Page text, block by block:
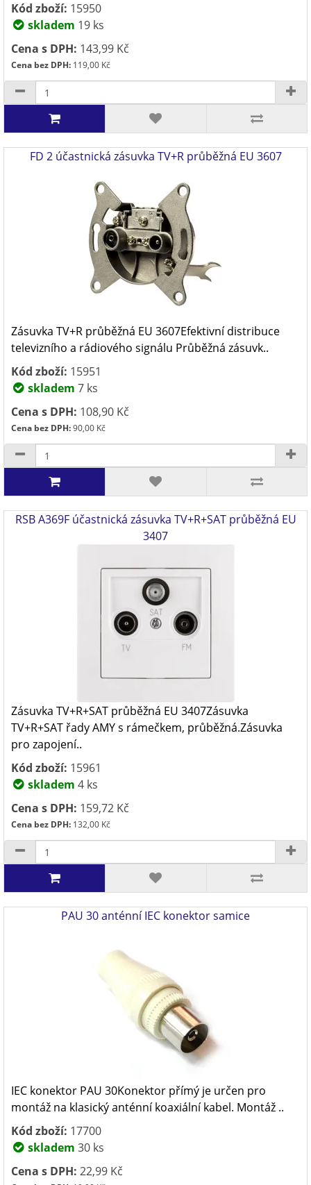
Kód zboží: 15950
skladem 19 ks
Cena s DPH: 143,99 Kč
Cena bez DPH: 119,00 Kč
FD 2 účastnická zásuvka TV+R průběžná EU 3607
Zásuvka TV+R průběžná EU 3607Efektivní distribuce
televizního a rádiového signálu Průběžná zásuvk..
Kód zboží: 15951
skladem 7 ks
Cena s DPH: 108,90 Kč
Cena bez DPH:90,00 Kč
RSB A369F účastnická zásuvka TV+R+SAT průběžná EU
3407
Zásuvka TV+R+SAT průběžná EU 3407Zásuvka
TV+R+SAT řady AMY s rámečkem, průběžná.Zásuvka
pro zapojení..
Kód zboží: 15961
skladem 4 ks
Cena s DPH: 159,72 Kč
Cena bez DPH: 132,00 Kč
PAU 30 anténní IEC konektor samice
IEC konektor PAU 30Konektor přímý je určen pro
montáž na klasický anténní koaxiální kabel. Montáž ..
Kód zboží: 17700
skladem 30 ks
Cena s DPH: 22,99 Kč